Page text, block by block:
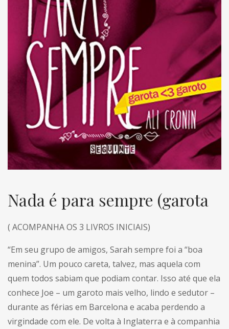
Nada é para sempre (garota
( ACOMPANHA OS 3 LIVROS INICIAIS)
“Em seu grupo de amigos, Sarah sempre foi a “boa
menina”. Um pouco careta, talvez, mas aquela com
quem todos sabiam que podiam contar. Isso até que ela
conhece Joe – um garoto mais velho, lindo e sedutor –
durante as férias em Barcelona e acaba perdendo a
virgindade com ele. De volta à Inglaterra e à companhia